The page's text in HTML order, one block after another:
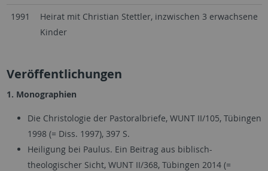
1991
Heirat mit Christian Stettler, inzwischen 3 erwachsene
Kinder
Veröffentlichungen
1. Monographien
Die Christologie der Pastoralbriefe, WUNT II/105, Tübingen
1998 (= Diss. 1997), 397 S.
Heiligung bei Paulus. Ein Beitrag aus biblisch-
theologischer Sicht, WUNT II/368, Tübingen 2014 (=